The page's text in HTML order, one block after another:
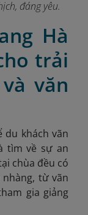
đáng yêu.
Hà
trải
văn
du khách vãn
tìm về sự an
chùa đều có
từ vãn
gia giảng